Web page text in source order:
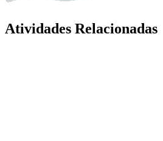
Atividades Relacionadas